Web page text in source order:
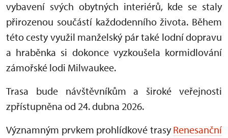
vybavení svých obytných interiérů, kde se staly
přirozenou součástí každodenního života. Během
této cesty využil manželský pár také lodní dopravu
a hraběnka si dokonce vyzkoušela kormidlování
zámořské lodi Milwaukee.
Trasa bude návštěvníkům a široké veřejnosti
zpřístupněna od 24. dubna 2026.
Významným prvkem prohlídkové trasy Renesanční